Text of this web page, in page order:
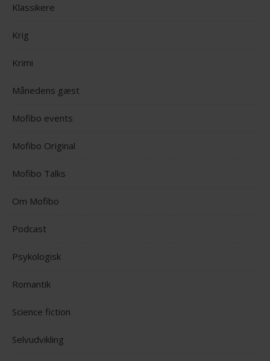
Klassikere
Krig
Krimi
Månedens gæst
Mofibo events
Mofibo Original
Mofibo Talks
Om Mofibo
Podcast
Psykologisk
Romantik
Science fiction
Selvudvikling